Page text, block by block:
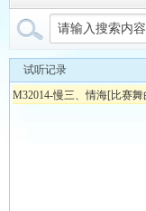
试听记录
M32014-慢三、情海[比赛